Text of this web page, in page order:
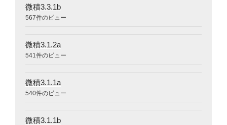
微積3.3.1b
567件のビュー
微積3.1.2a
541件のビュー
微積3.1.1a
540件のビュー
微積3.1.1b